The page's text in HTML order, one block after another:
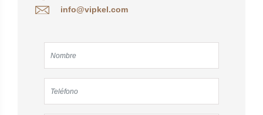
info@vipkel.com